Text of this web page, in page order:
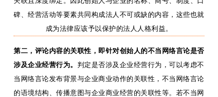
碑、经营活动等要素共同构成法人不可或缺的内容，这些也就
成为法律应该予以保护的法人人格利益。
第二， 评论内容的关联性，即针对创始人的不当网络言论是否
涉及企业经营行为。 判定是否涉及企业经营行为，可以考虑不
当网络言论发布背景与企业商业动作的关联性， 不当网络言论
的语境结构 、传播意图与企业商业经营的关联性等。若不当网